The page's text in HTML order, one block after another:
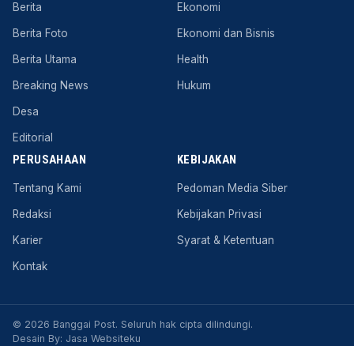
Berita
Berita Foto
Berita Utama
Breaking News
Desa
Editorial
Ekonomi
Ekonomi dan Bisnis
Health
Hukum
PERUSAHAAN
Tentang Kami
Redaksi
Karier
Kontak
KEBIJAKAN
Pedoman Media Siber
Kebijakan Privasi
Syarat & Ketentuan
© 2026 Banggai Post. Seluruh hak cipta dilindungi.
Desain By: Jasa Websiteku